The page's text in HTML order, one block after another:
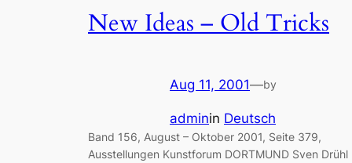
New Ideas – Old Tricks
Aug 11, 2001—by
adminin Deutsch
Band 156, August – Oktober 2001, Seite 379,
Ausstellungen Kunstforum DORTMUND Sven Drühl